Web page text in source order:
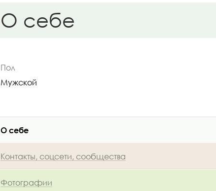
О себе
Пол
Мужской
О себе
Контакты, соцсети, сообщества
Фотографии